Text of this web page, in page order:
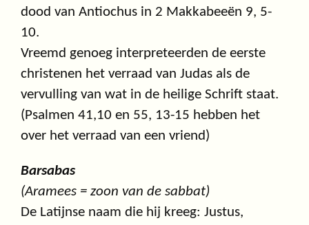
dood van Antiochus in 2 Makkabeeën 9, 5-
10.
Vreemd genoeg interpreteerden de eerste
christenen het verraad van Judas als de
vervulling van wat in de heilige Schrift staat.
(Psalmen 41,10 en 55, 13-15 hebben het
over het verraad van een vriend)
Barsabas
(Aramees = zoon van de sabbat)
De Latijnse naam die hij kreeg: Justus,